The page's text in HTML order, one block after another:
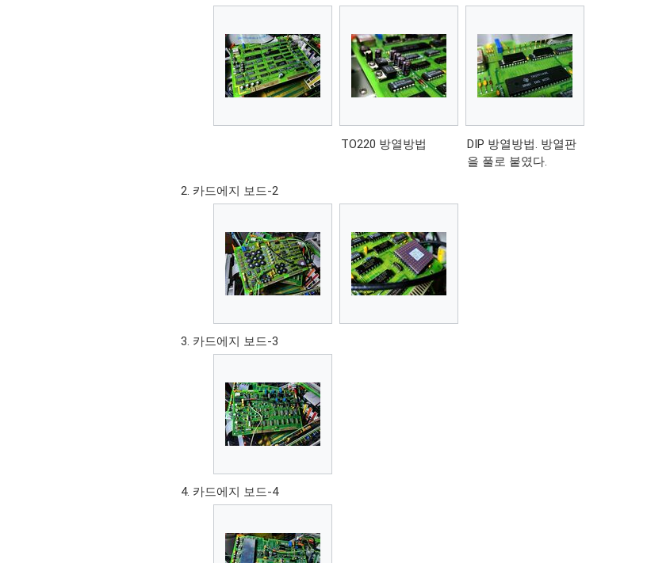
TO220 방열방법
DIP 방열방법. 방열판
을 풀로 붙였다.
카드에지 보드-2
카드에지 보드-3
카드에지 보드-4